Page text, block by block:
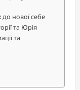
до нової себе
та Юрія
та